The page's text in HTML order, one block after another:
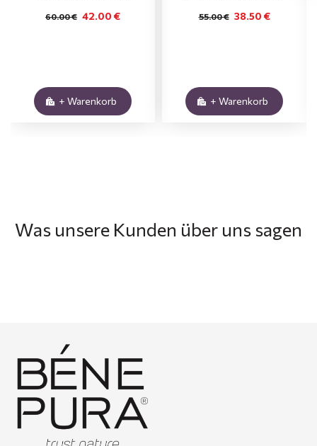
42.00 €
60.00 €
+ Warenkorb
38.50 €
55.00 €
+ Warenkorb
Was unsere Kunden über uns sagen